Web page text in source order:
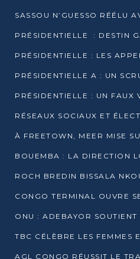
ONU : ADEBAYOR SOUTIENT